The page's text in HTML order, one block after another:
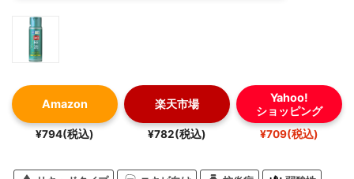
Amazon
¥794(税込)
楽天市場
¥782(税込)
Yahoo!
ショッピング
¥709(税込)